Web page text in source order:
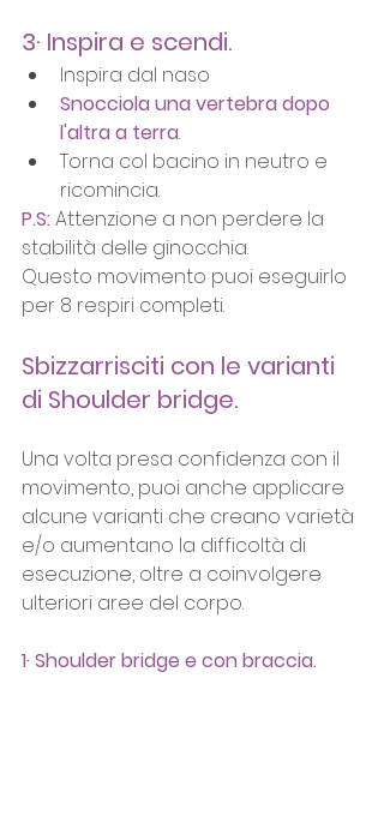
3· Inspira e scendi.
Inspira dal naso
Snocciola una vertebra dopo
l'altra a terra.
Torna col bacino in neutro e
ricomincia.
P.S: Attenzione a non perdere la
stabilità delle ginocchia.
Questo movimento puoi eseguirlo
per 8 respiri completi.
Sbizzarrisciti con le varianti
di Shoulder bridge.
Una volta presa confidenza con il
movimento, puoi anche applicare
alcune varianti che creano varietà
e/o aumentano la difficoltà di
esecuzione, oltre a coinvolgere
ulteriori aree del corpo.
1· Shoulder bridge e con braccia.